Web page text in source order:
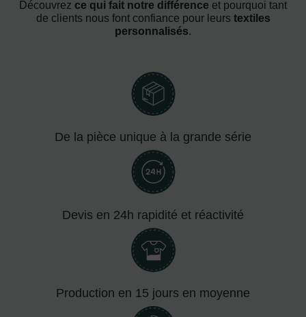
Découvrez ce qui fait notre différence et pourquoi tant
de clients nous font confiance pour leurs textiles
personnalisés.
De la pièce unique à la grande série
Devis en 24h rapidité et réactivité
Production en 15 jours en moyenne